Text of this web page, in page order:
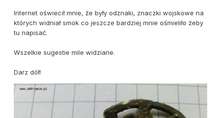
Internet oświecił mnie, że były odznaki, znaczki wojskowe na
których widniał smok co jeszcze bardziej mnie ośmieliło żeby
tu napisać.
Wszelkie sugestie mile widziane.
Darz dół!